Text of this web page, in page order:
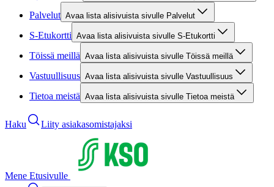
Palvelut Avaa lista alisivuista sivulle Palvelut
S-Etukortti Avaa lista alisivuista sivulle S-Etukortti
Töissä meillä Avaa lista alisivuista sivulle Töissä meillä
Vastuullisuus Avaa lista alisivuista sivulle Vastuullisuus
Tietoa meistä Avaa lista alisivuista sivulle Tietoa meistä
Haku Liity asiakasomistajaksi
Mene Etusivulle